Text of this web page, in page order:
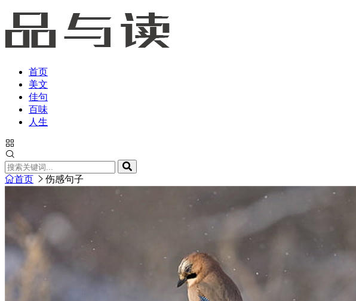
首页
美文
佳句
百味
人生
首页 伤感句子